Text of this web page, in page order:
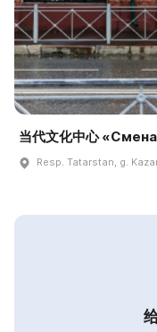
当代文化中心
Resp. Tatarstan, g.